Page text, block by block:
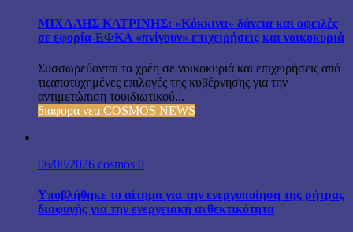
ΜΙΧΑΛΗΣ ΚΑΤΡΙΝΗΣ: «Κόκκινα» δάνεια και οφειλές
σε εφορία-ΕΦΚΑ «πνίγουν» επιχειρήσεις και νοικοκυριά
Συσσωρεύονται τα χρέη σε νοικοκυριά και επιχειρήσεις από
τιςαποτυχημένες επιλογές της κυβέρνησης για την
αντιμετώπιση τουιδιωτικού...
διαφορα νεα COSMOS NEWS
06/08/2026 cosmos 0
Υποβλήθηκε το αίτημα για την ενεργοποίηση της ρήτρας
διαφυγής για την ενεργειακή ανθεκτικότητα